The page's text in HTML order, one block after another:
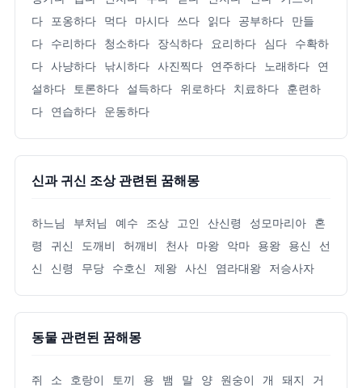
다
포옹하다 먹다 마시다 쓰다 읽다 공부하다
만들
다
수리하다 청소하다 장식하다 요리하다 심다
수확하
다 사냥하다 낚시하다 사진찍다 연주하다 노래하다
연
설하다
토론하다 설득하다 위로하다 치료하다
훈련하
다
연습하다 운동하다
신과 귀신 조상 관련된 꿈해몽
하느님 부처님 예수 조상 고인 산신령 성모마리아
혼
령
귀신 도깨비 허깨비 천사 마왕 악마 용왕 용신
선
신
신령 무당 수호신 제왕 사신 염라대왕 저승사자
동물 관련된 꿈해몽
쥐 소 호랑이 토끼 용 뱀 말 양 원숭이 개 돼지
거